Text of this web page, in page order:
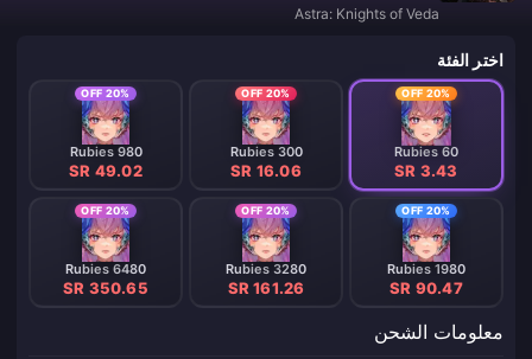
Astra: Knights of Veda
اختر الفئة
20% OFF
60 Rubies
SR 3.43
20% OFF
300 Rubies
SR 16.06
20% OFF
980 Rubies
SR 49.02
20% OFF
1980 Rubies
SR 90.47
20% OFF
3280 Rubies
SR 161.26
20% OFF
6480 Rubies
SR 350.65
معلومات الشحن